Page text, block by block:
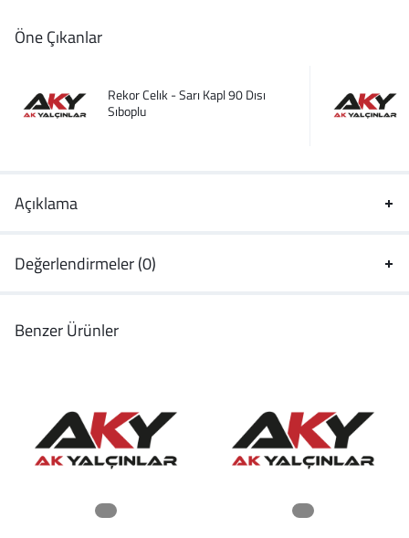
Öne Çıkanlar
Rekor Celık - Sarı Kapl 90 Dısı
Sıboplu
Açıklama
Değerlendirmeler (0)
Benzer Ürünler